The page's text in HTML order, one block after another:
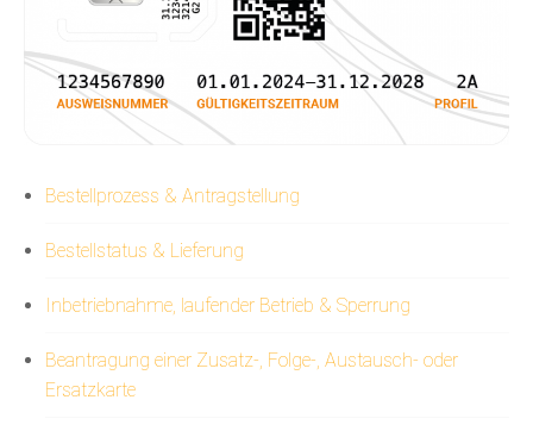
Bestellprozess & Antragstellung
Bestellstatus & Lieferung
Inbetriebnahme, laufender Betrieb & Sperrung
Beantragung einer Zusatz-, Folge-, Austausch- oder
Ersatzkarte